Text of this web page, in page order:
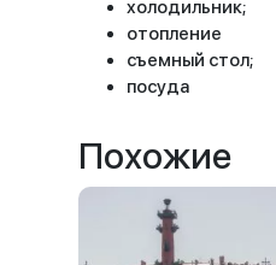
холодильник;
отопление
съемный стол;
посуда
Похожие